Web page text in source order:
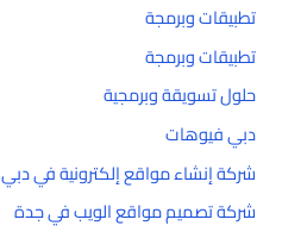
تطبيقات وبرمجة
تطبيقات وبرمجة
حلول تسويقة وبرمجية
دبي فيوهات
شركة إنشاء مواقع إلكترونية في دبي
شركة تصميم مواقع الويب في جدة